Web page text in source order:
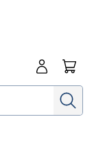
Me